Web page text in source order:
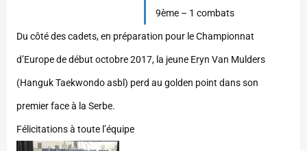
9ème – 1 combats
Du côté des cadets, en préparation pour le Championnat
d’Europe de début octobre 2017, la jeune Eryn Van Mulders
(Hanguk Taekwondo asbl) perd au golden point dans son
premier face à la Serbe.
Félicitations à toute l’équipe